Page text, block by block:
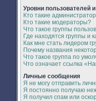
Уровни пользователей
Кто такие
Кто такие модераторы?
Что такое группы
Где находятся группы и
Как мне стать лидером
Почему названия
Что такое группа по
Что означает ссылка
Личные сообщения
Я не могу отправить
Я постоянно получаю
Я получил спам или